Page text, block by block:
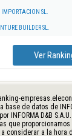
SL.
BUILDER SL.
Ver
de datos de
INFORMA D&B
que
considerar a la